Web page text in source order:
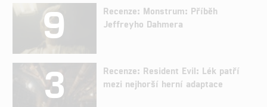
9
Recenze: Monstrum: Příběh
Jeffreyho Dahmera
3
Recenze: Resident Evil: Lék patří
mezi nejhorší herní adaptace